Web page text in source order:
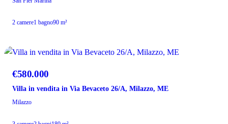
2 camere1 bagno90 m²
€580.000
Villa in vendita in Via Bevaceto 26/A, Milazzo, ME
Milazzo